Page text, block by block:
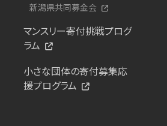
新潟県共同募金会
マンスリー寄付挑戦プログ
ラム
小さな団体の寄付募集応
援プログラム